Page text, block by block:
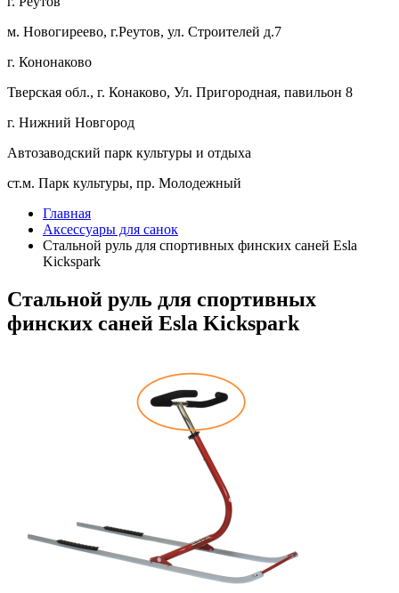
м. Новогиреево, г.Реутов, ул. Строителей д.7
г. Кононаково
Тверская обл., г. Конаково, Ул. Пригородная, павильон 8
г. Нижний Новгород
Автозаводский парк культуры и отдыха
ст.м. Парк культуры, пр. Молодежный
Главная
Аксессуары для санок
Стальной руль для спортивных финских саней Esla
Kickspark
Стальной руль для спортивных
финских саней Esla Kickspark